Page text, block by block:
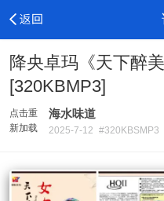
降央卓玛《天下醉
[320KBMP3]
点击重
新加载
海水味道
2025-7-12 #320KBSMP3